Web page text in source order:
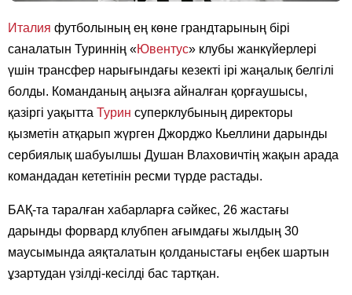
Италия футболының ең көне грандтарының бірі
саналатын Туриннің «Ювентус» клубы жанкүйерлері
үшін трансфер нарығындағы кезекті ірі жаңалық белгілі
болды. Команданың аңызға айналған қорғаушысы,
қазіргі уақытта Турин суперклубының директоры
қызметін атқарып жүрген Джорджо Кьеллини дарынды
сербиялық шабуылшы Душан Влаховичтің жақын арада
командадан кететінін ресми түрде растады.
БАҚ-та таралған хабарларға сәйкес, 26 жастағы
дарынды форвард клубпен ағымдағы жылдың 30
маусымында аяқталатын қолданыстағы еңбек шартын
ұзартудан үзілді-кесілді бас тартқан.